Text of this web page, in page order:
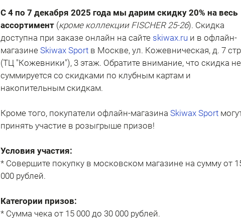
С 4 по 7 декабря 2025 года мы дарим скидку 20% на весь
ассортимент (кроме коллекции FISCHER 25-26). Скидка
доступна при заказе онлайн на сайте skiwax.ru и в офлайн-
магазине Skiwax Sport в Москве, ул. Кожевническая, д. 7
(ТЦ "Кожевники"), 3 этаж. Обратите внимание, что скидка не
суммируется со скидками по клубным картам и
накопительным скидкам.
Кроме того, покупатели офлайн-магазина Skiwax Sport
принять участие в розыгрыше призов!
Условия участия:
* Совершите покупку в московском магазине на сумму от
000 рублей.
Категории призов:
* Сумма чека от 15 000 до 30 000 рублей.